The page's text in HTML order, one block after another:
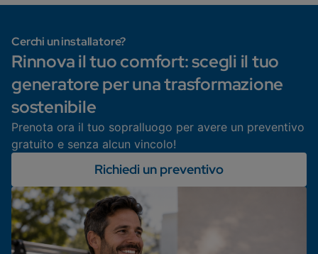
Cerchi un installatore?
Rinnova il tuo comfort: scegli il tuo
generatore per una trasformazione
sostenibile
Prenota ora il tuo sopralluogo per avere un preventivo
gratuito e senza alcun vincolo!
Richiedi un preventivo